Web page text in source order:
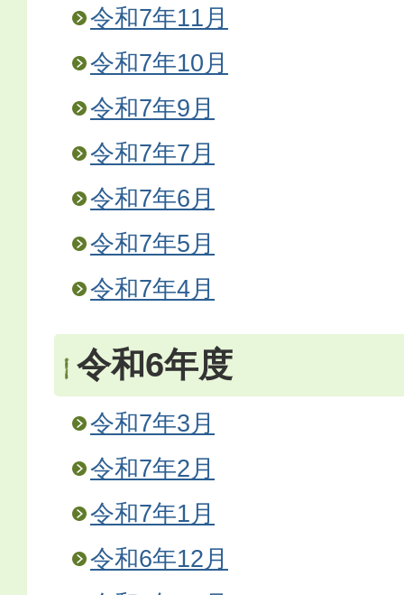
令和7年11月
令和7年10月
令和7年9月
令和7年7月
令和7年6月
令和7年5月
令和7年4月
令和6年度
令和7年3月
令和7年2月
令和7年1月
令和6年12月